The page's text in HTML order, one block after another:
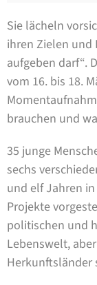
Sie lächeln
ihren Zielen und
aufgeben darf“.
vom 16. bis 18.
brauchen und
35 junge
sechs
und elf Jahren
Projekte
politischen und
Lebenswelt,
Herkunftsländer